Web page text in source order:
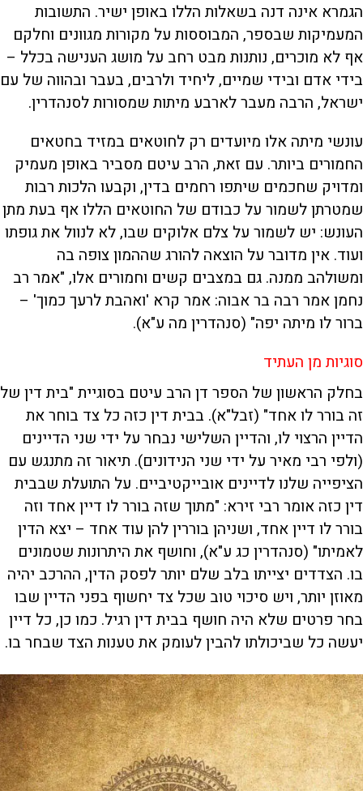
הגמרא אינה דנה בשאלות הללו באופן ישיר. התשובות
המעמיקות שבספר, המבוססות על מקורות מגוונים וחלקם
אף לא מוכרים, נותנות מבט רחב על מושג הענישה בכלל –
בידי אדם ובידי שמיים, ליחיד ולרבים, בעבר ובהווה של עם
ישראל, הרבה מעבר לארבע מיתות שמסורות לסנהדרין.
עונשי מיתה אלו מיועדים רק לחוטאים במזיד בחטאים
החמורים ביותר. עם זאת, הרב עיטם מסביר באופן מעמיק
ומדויק שחכמים שיתפו רחמים בדין, וקבעו הלכות רבות
שמטרתן לשמור על כבודם של החוטאים הללו אף בעת מתן
העונש: יש לשמור על צלם אלוקים שבו, לא לנוול את גופתו
ועוד. אין מדובר על הוצאה להורג שההמון צופה בה
ומשולהב ממנה. גם במצבים קשים וחמורים אלו, "אמר רב
נחמן אמר רבה בר אבוה: אמר קרא 'ואהבת לרעך כמוך' –
ברור לו מיתה יפה" (סנהדרין מה ע"א).
סוגיות מן העתיד
בחלק הראשון של הספר דן הרב עיטם בסוגיית "בית דין של
זה בורר לו אחד" (זבל"א). בבית דין כזה כל צד בוחר את
הדיין הרצוי לו, והדיין השלישי נבחר על ידי שני הדיינים
(ולפי רבי מאיר על ידי שני הנידונים). תיאור זה מתנגש עם
הציפייה שלנו לדיינים אובייקטיביים. על התועלת שבבית
דין כזה אומר רבי זירא: "מתוך שזה בורר לו דיין אחד וזה
בורר לו דיין אחד, ושניהן בוררין להן עוד אחד – יצא הדין
לאמיתו" (סנהדרין כג ע"א), וחושף את היתרונות שטמונים
בו. הצדדים יצייתו בלב שלם יותר לפסק הדין, ההרכב יהיה
מאוזן יותר, ויש סיכוי טוב שכל צד יחשוף בפני הדיין שבו
בחר פרטים שלא היה חושף בבית דין רגיל. כמו כן, כל דיין
יעשה כל שביכולתו להבין לעומק את טענות הצד שבחר בו.